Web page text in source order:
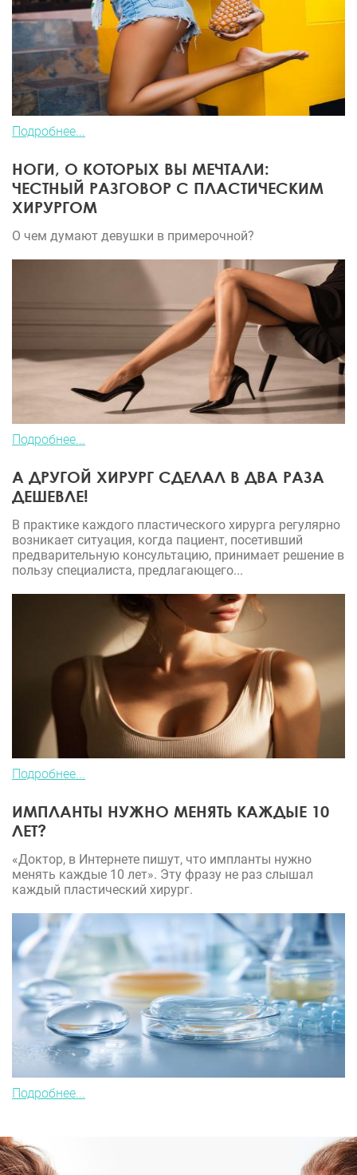
Подробнее...
НОГИ, О КОТОРЫХ ВЫ МЕЧТАЛИ:
ЧЕСТНЫЙ РАЗГОВОР С ПЛАСТИЧЕСКИМ
ХИРУРГОМ
О чем думают девушки в примерочной?
Подробнее...
А ДРУГОЙ ХИРУРГ СДЕЛАЛ В ДВА РАЗА
ДЕШЕВЛЕ!
В практике каждого пластического хирурга регулярно
возникает ситуация, когда пациент, посетивший
предварительную консультацию, принимает решение в
пользу специалиста, предлагающего...
Подробнее...
ИМПЛАНТЫ НУЖНО МЕНЯТЬ КАЖДЫЕ 10
ЛЕТ?
«Доктор, в Интернете пишут, что импланты нужно
менять каждые 10 лет». Эту фразу не раз слышал
каждый пластический хирург.
Подробнее...